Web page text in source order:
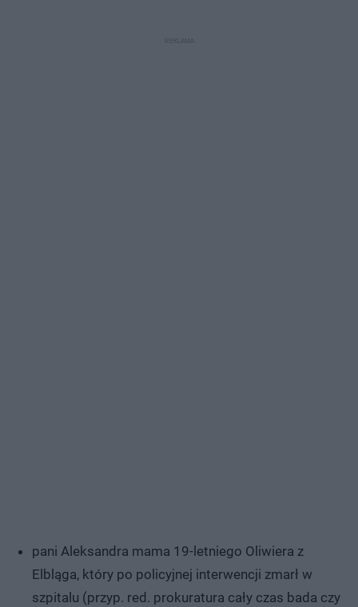
pani Aleksandra mama 19-letniego Oliwiera z
Elbląga, który po policyjnej interwencji zmarł w
szpitalu (przyp. red. prokuratura cały czas bada czy